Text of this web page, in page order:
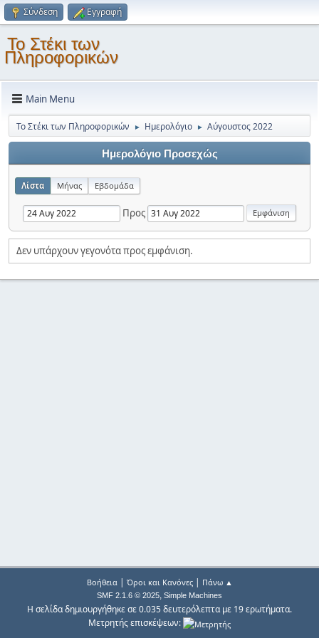
Σύνδεση Εγγραφή
Το Στέκι των
Πληροφορικών
Main Menu
Το Στέκι των Πληροφορικών ► Ημερολόγιο ► Αύγουστος 2022
Ημερολόγιο Προσεχώς
Λίστα Μήνας Εβδομάδα
Προς
Δεν υπάρχουν γεγονότα προς εμφάνιση.
Βοήθεια| Όροι και Κανόνες| Πάνω ▲
SMF 2.1.6 © 2025, Simple Machines
Η σελίδα δημιουργήθηκε σε 0.035 δευτερόλεπτα με 19 ερωτήματα.
Μετρητής επισκέψεων: